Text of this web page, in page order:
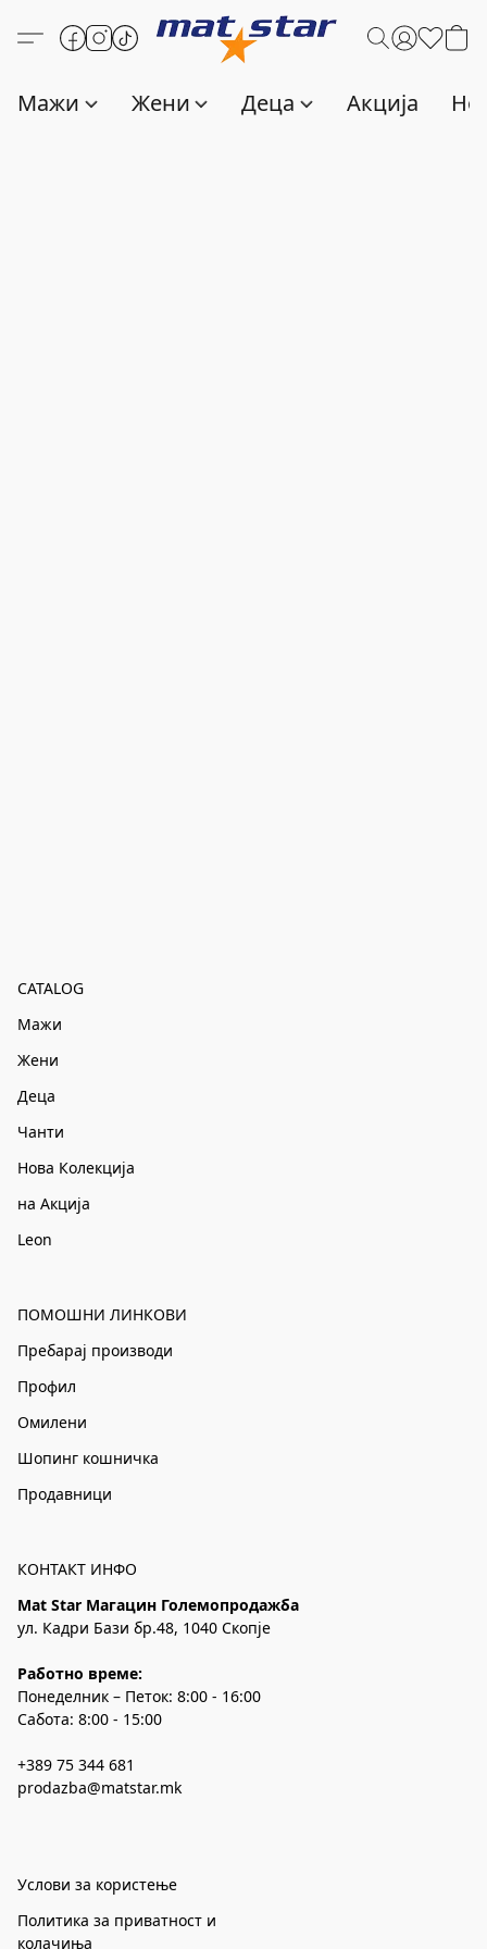
Мажи Жени Деца Акција
CATALOG
Мажи
Жени
Деца
Чанти
Нова Колекција
на Акција
Leon
ПОМОШНИ ЛИНКОВИ
Пребарај производи
Профил
Омилени
Шопинг кошничка
Продавници
КОНТАКТ ИНФО
Mat Star Магацин Големопродажба
ул. Кадри Бази бр.48, 1040 Скопје
Работно време:
Понеделник – Петок: 8:00 - 16:00
Сабота: 8:00 - 15:00
+389 75 344 681
prodazba@matstar.mk
Услови за користење
Политика за приватност и
колачиња